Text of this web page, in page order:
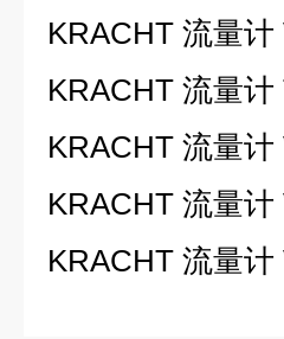
KRACHT 流量
KRACHT 流量
KRACHT 流量计
KRACHT 流量
KRACHT 流量